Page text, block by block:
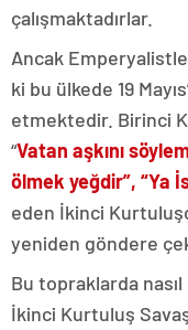
çalışmaktadırlar.
Ancak
ki bu ülkede 19
etmektedir. Birinci
“Vatan aşkını
ölmek yeğdir”, “Ya
eden İkinci
yeniden göndere
Bu topraklarda
İkinci Kurtuluş